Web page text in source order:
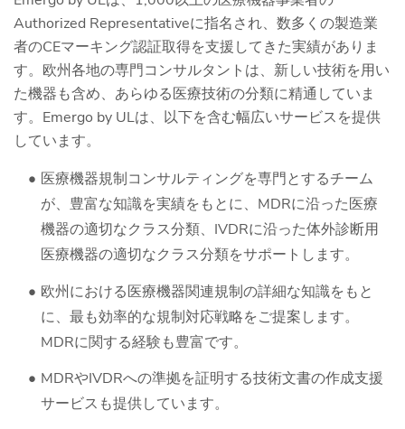
Authorized Representativeに指名され、数多くの製造業
者のCEマーキング認証取得を支援してきた実績がありま
す。欧州各地の専門コンサルタントは、新しい技術を用い
た機器も含め、あらゆる医療技術の分類に精通していま
す。Emergo by ULは、以下を含む幅広いサービスを提供
しています。
医療機器規制コンサルティングを専門とするチーム
が、豊富な知識を実績をもとに、MDRに沿った医療
機器の適切なクラス分類、IVDRに沿った体外診断用
医療機器の適切なクラス分類をサポートします。
欧州における医療機器関連規制の詳細な知識をもと
に、最も効率的な規制対応戦略をご提案します。
MDRに関する経験も豊富です。
MDRやIVDRへの準拠を証明する技術文書の作成支援
サービスも提供しています。